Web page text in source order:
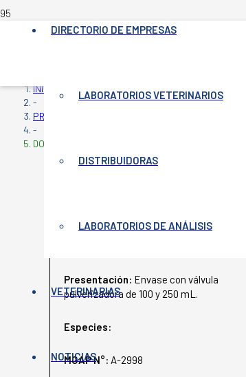
DIRECTORIO DE EMPRESAS
LABORATORIOS VETERINARIOS
DISTRIBUIDORAS
LABORATORIOS DE ANÁLISIS
VETERINARIAS
NOTICIAS
INICIO
-
PRODUCTOS VETERINARIOS
-
DOMINAL SPRAY
Presentación: Envase con válvula
pulverizadora de 100 y 250 mL.
Especies:
MGAP N°: A-2998